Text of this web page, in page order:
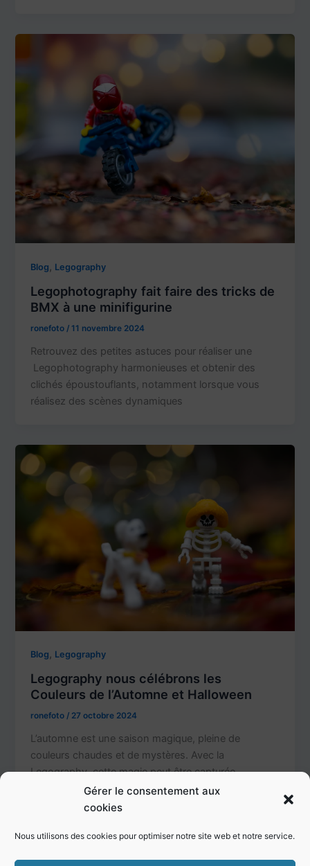
Gérer le consentement aux
cookies
Nous utilisons des cookies pour optimiser notre site web et notre service.
Blog , Legography
Legophotography fait faire des tricks de
BMX à une minifigurine
ronefoto/11 novembre 2024
Retrouvez des petites astuces pour réaliser une
Legophotography harmonieuses et obtenir des
clichés époustouflants, notamment lorsque vous
réalisez des scènes dynamiques
Blog , Legography
Legography nous célébrons les
Couleurs de l’Automne et Halloween
ronefoto/ 27 octobre 2024
L’automne est une saison magique, pleine de
couleurs chaudes et de mystères. Avec la
Legography, cette magie peut être capturée